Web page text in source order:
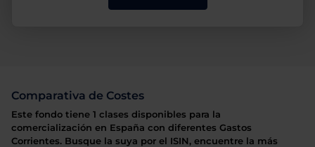
Comparativa de Costes
Este fondo tiene 1 clases disponibles para la
comercialización en España con diferentes Gastos
Corrientes. Busque la suya por el ISIN, encuentre la más